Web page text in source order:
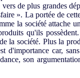
de plus grandes
». La portée de
la société attache
qu'ils
la société. Plus la
car,
son